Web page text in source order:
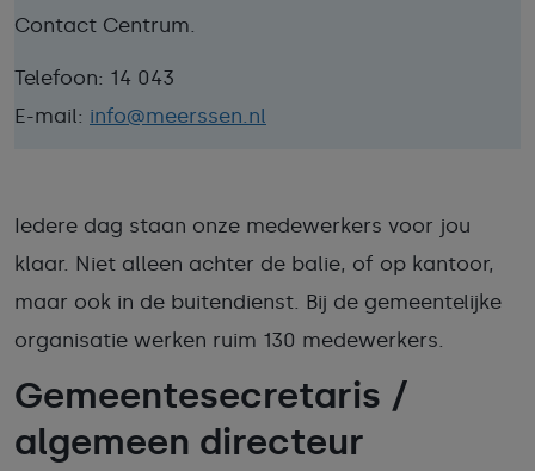
Contact Centrum.
Telefoon: 14 043
E-mail: info@meerssen.nl
Iedere dag staan onze medewerkers voor jou
klaar. Niet alleen achter de balie, of op kantoor,
maar ook in de buitendienst. Bij de gemeentelijke
organisatie werken ruim 130 medewerkers.
Gemeentesecretaris /
algemeen directeur